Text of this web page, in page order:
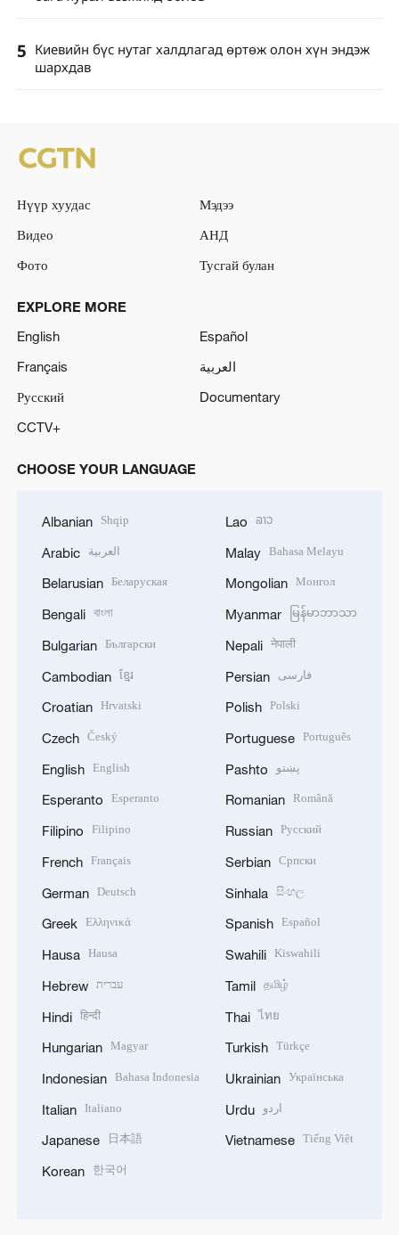
5 Киевийн бүс нутаг халдлагад өртөж олон хүн эндэж
шархдав
Нүүр хуудас
Мэдээ
Видео
АНД
Фото
Тусгай булан
EXPLORE MORE
English
Español
Français
العربية
Русский
Documentary
CCTV+
CHOOSE YOUR LANGUAGE
Albanian Shqip
Arabic العربية
Belarusian Беларуская
Bengali বাংলা
Bulgarian Български
Cambodian ខ្មែរ
Croatian Hrvatski
Czech Český
English English
Esperanto Esperanto
Filipino Filipino
French Français
German Deutsch
Greek Ελληνικά
Hausa Hausa
Hebrew עברית
Hindi हिन्दी
Hungarian Magyar
Indonesian Bahasa Indonesia
Italian Italiano
Japanese 日本語
Korean 한국어
Lao ລາວ
Malay Bahasa Melayu
Mongolian Монгол
Myanmar မြန်မာဘာသာ
Nepali नेपाली
Persian فارسی
Polish Polski
Portuguese Português
Pashto پښتو
Romanian Română
Russian Русский
Serbian Српски
Sinhala සිංහල
Spanish Español
Swahili Kiswahili
Tamil தமிழ்
Thai ไทย
Turkish Türkçe
Ukrainian Українська
Urdu اردو
Vietnamese Tiếng Việt